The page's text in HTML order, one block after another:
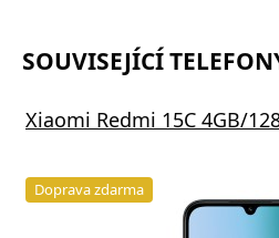
SOUVISEJÍCÍ
Xiaomi Redmi 15C 4GB/
Doprava zdarma